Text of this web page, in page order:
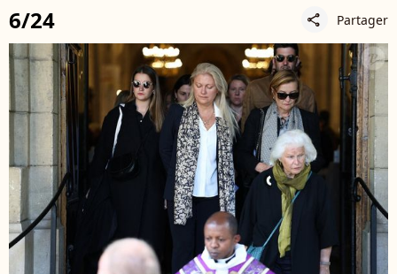
6/24 share Partager